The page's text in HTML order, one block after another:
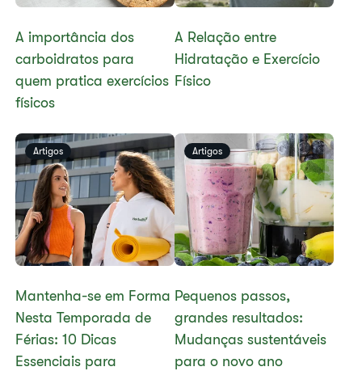
A importância dos
carboidratos para
quem pratica exercícios
físicos
​A Relação entre
Hidratação e Exercício
Físico
Artigos
Mantenha-se em Forma
Nesta Temporada de
Férias: 10 Dicas
Essenciais para
Artigos
Pequenos passos,
grandes resultados:
Mudanças sustentáveis
para o novo ano